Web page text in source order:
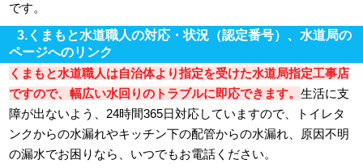
です。
3.くまもと水道職人の対応・状況（認定番号）、水道局の
ページへのリンク
くまもと水道職人は自治体より指定を受けた水道局指定工事店
ですので、幅広い水回りのトラブルに即応できます。生活に支
障が出ないよう、24時間365日対応していますので、トイレタ
ンクからの水漏れやキッチン下の配管からの水漏れ、原因不明
の漏水でお困りなら、いつでもお電話ください。